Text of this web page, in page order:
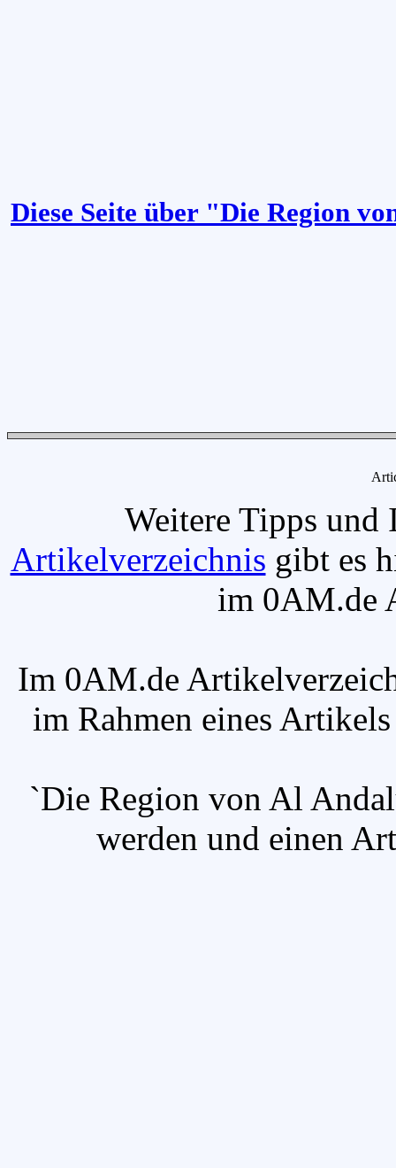
Diese Seite über "Die Region
Weitere Tipps und
Artikelverzeichnis gibt es
im 0AM.de
Im 0AM.de
im Rahmen eines
`Die Region von Al
werden und einen